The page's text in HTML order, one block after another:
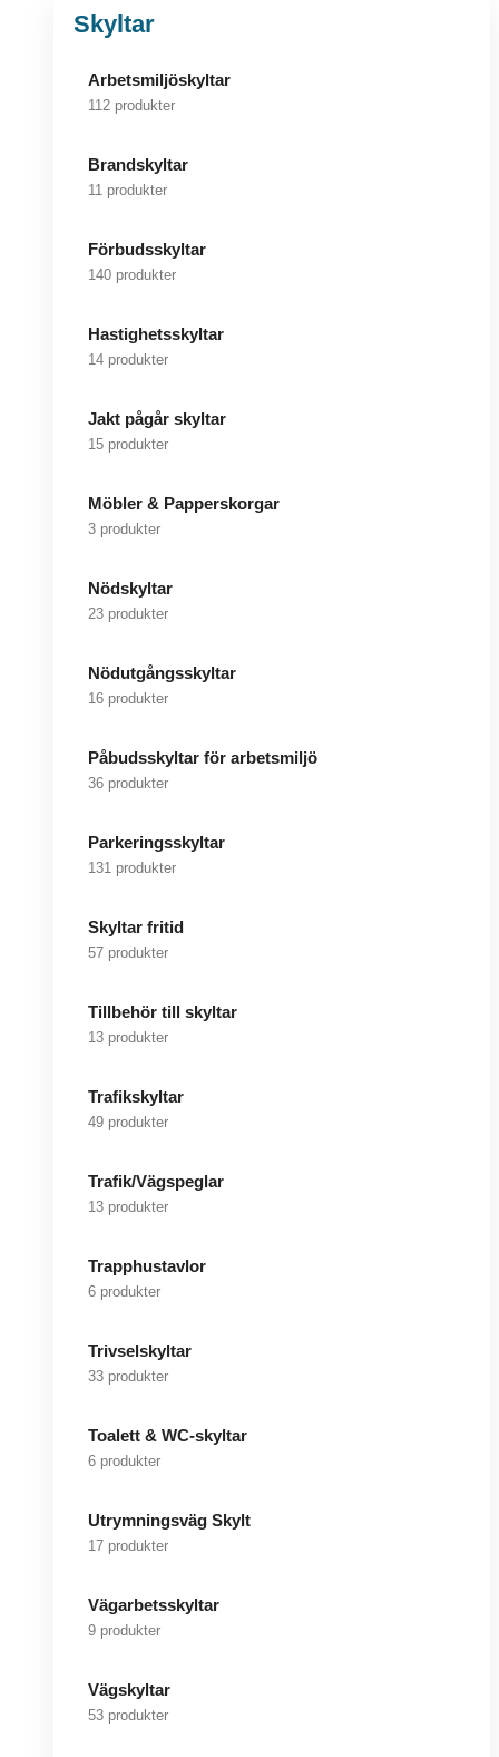
Skyltar
Arbetsmiljöskyltar
112 produkter
Brandskyltar
11 produkter
Förbudsskyltar
140 produkter
Hastighetsskyltar
14 produkter
Jakt pågår skyltar
15 produkter
Möbler & Papperskorgar
3 produkter
Nödskyltar
23 produkter
Nödutgångsskyltar
16 produkter
Påbudsskyltar för arbetsmiljö
36 produkter
Parkeringsskyltar
131 produkter
Skyltar fritid
57 produkter
Tillbehör till skyltar
13 produkter
Trafikskyltar
49 produkter
Trafik/Vägspeglar
13 produkter
Trapphustavlor
6 produkter
Trivselskyltar
33 produkter
Toalett & WC-skyltar
6 produkter
Utrymningsväg Skylt
17 produkter
Vägarbetsskyltar
9 produkter
Vägskyltar
53 produkter